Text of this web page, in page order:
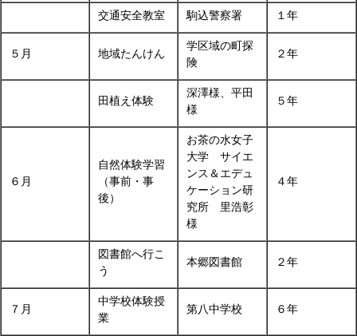
交通安全教室 駒込警察署 １年
５月 地域たんけん
学区域の町探
険
２年
田植え体験
深澤様、平田
様
５年
６月
自然体験学習
（事前・事
後）
お茶の水女子
大学 サイエ
ンス＆エデュ
ケーション研
究所 里浩彰
様
４年
図書館へ行こ
う
本郷図書館 ２年
７月
中学校体験授
業
第八中学校 ６年